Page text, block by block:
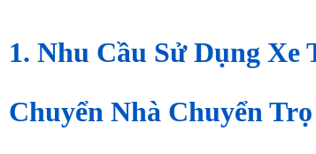
1. Nhu Cầu Sử Dụng Xe
Chuyển Nhà Chuyển